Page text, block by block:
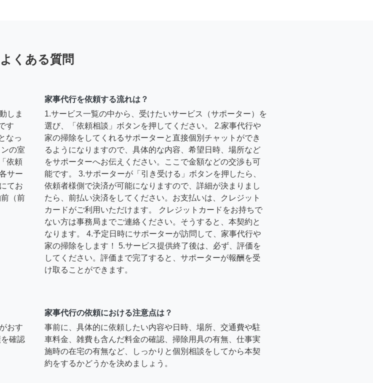
よくある質問
しま
す
なっ
の室
依頼
サー
てお
（前
家事代行を依頼する流れは？
1.サービス一覧の中から、受けたいサービス（サポーター）を
選び、「依頼相談」ボタンを押してください。 2.家事代行や
家の掃除をしてくれるサポーターと直接個別チャットができ
るようになりますので、具体的な内容、希望日時、場所など
をサポーターへお伝えください。ここで金額などの交渉も可
能です。 3.サポーターが「引き受ける」ボタンを押したら、
依頼者様側で決済が可能になりますので、詳細が決まりまし
たら、前払い決済をしてください。お支払いは、クレジット
カードがご利用いただけます。 クレジットカードをお持ちで
ない方は事務局までご連絡ください。そうすると、本契約と
なります。 4.予定日時にサポーターが訪問して、家事代行や
家の掃除をします！ 5.サービス提供終了後は、必ず、評価を
してください。評価まで完了すると、サポーターが報酬を受
け取ることができます。
おす
確認
家事代行の依頼における注意点は？
事前に、具体的に依頼したい内容や日時、場所、交通費や駐
車料金、雑費も含んだ料金の確認、掃除用具の有無、仕事実
施時の在宅の有無など、しっかりと個別相談をしてから本契
約をするかどうかを決めましょう。